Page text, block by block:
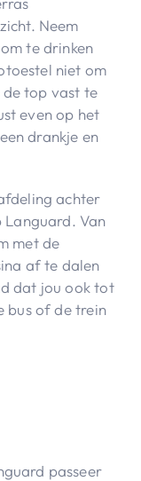
Neem
te drinken
niet om
top vast te
even op het
drankje en
achter
Van
met de
af te dalen
dat jou ook tot
bus of de trein
passeer